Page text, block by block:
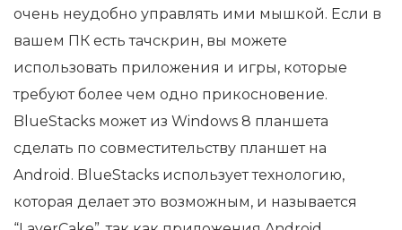
очень неудобно управлять ими мышкой. Если в
вашем ПК есть тачскрин, вы можете
использовать приложения и игры, которые
требуют более чем одно прикосновение.
BlueStacks может из Windows 8 планшета
сделать по совместительству планшет на
Android. BlueStacks использует технологию,
которая делает это возможным, и называется